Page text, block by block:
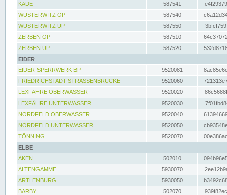
KADE
587541
WUSTERWITZ OP
587540
WUSTERWITZ UP
587550
ZERBEN OP
587510
ZERBEN UP
587520
EIDER
EIDER-SPERRWERK BP
9520081
FRIEDRICHSTADT STRASSENBRÜCKE
9520060
LEXFÄHRE OBERWASSER
9520020
LEXFÄHRE UNTERWASSER
9520030
NORDFELD OBERWASSER
9520040
NORDFELD UNTERWASSER
9520050
TÖNNING
9520070
ELBE
AKEN
502010
ALTENGAMME
5930070
ARTLENBURG
5930050
BARBY
502070